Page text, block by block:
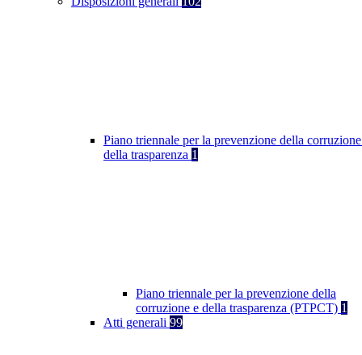
Piano triennale per la prevenzione della
della trasparenza 1
Piano triennale per la prevenzione della
corruzione e della trasparenza (PTPCT) 1
Atti generali 99